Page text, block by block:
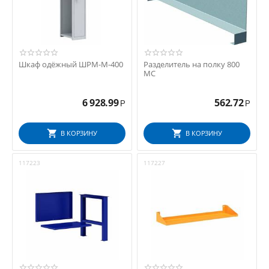
Шкаф одёжный ШРМ-М-400
6 928.99 Р
В КОРЗИНУ
Разделитель на полку 800
МС
562.72 Р
В КОРЗИНУ
117223 117227